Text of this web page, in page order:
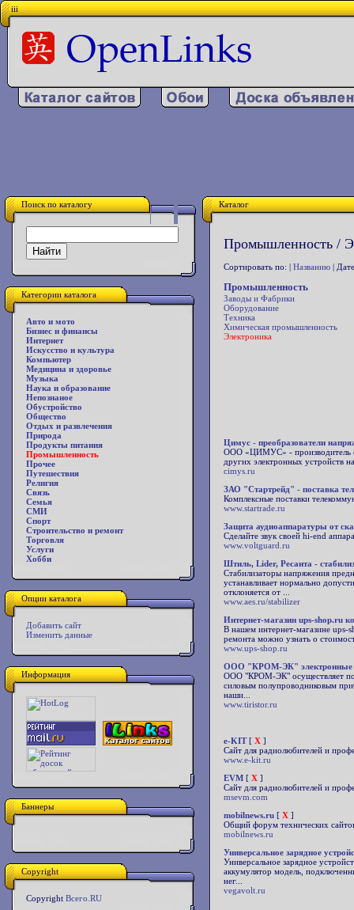
iii
Поиск по каталогу
Категории каталога
Авто и мото
Бизнес и финансы
Интернет
Искусство и культура
Компьютер
Медицина и здоровье
Музыка
Наука и образование
Непознаное
Обустройство
Общество
Отдых и развлечения
Природа
Продукты питания
Промышленность
Прочее
Путешествия
Религия
Связь
Семья
СМИ
Спорт
Строительство и ремонт
Торговля
Услуги
Хобби
Опции каталога
Добавить сайт
Изменить данные
Информация
Баннеры
Copyright
Copyright Всего.RU
Каталог
Промышленность /
Сортировать по: | Названию |
Промышленность
Заводы и Фабрики
Оборудование
Техника
Химическая промышленность
Электроника
Цимус - преобразователи
ООО «ЦИМУС» - производитель
других электронных устройств
cimys.ru
ЗАО "Стартрейд" - поставка
Комплексные поставки
www.startrade.ru
Защита аудиоаппаратуры от
Сделайте звук своей hi-end
www.voltguard.ru
Штиль, Lider, Ресанта -
Стабилизаторы напряжения
устанавливает нормально
отклоняется от ...
www.aes.ru/stabilizer
Интернет-магазин ups-shop.ru
В нашем интернет-магазине ups-
ремонта можно узнать о
www.ups-shop.ru
ООО "КРОМ-ЭК" электронные
ООО "КРОМ-ЭК" осуществляет
силовым полупроводниковым
наши...
www.tiristor.ru
e-KIT [ X ]
Сайт для радиолюбителей и
www.e-kit.ru
EVM [ X ]
Сайт для радиолюбителей и
msevm.com
mobilnews.ru [ X ]
Общий форум технических
mobilnews.ru
Универсальное зарядное
Универсальное зарядное
аккумулятор модель,
нег...
vegavolt.ru